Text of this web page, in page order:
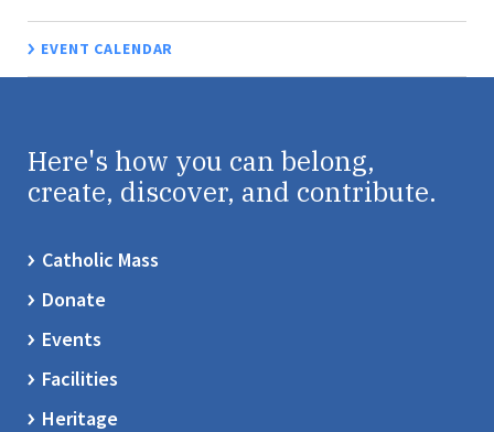
EVENT CALENDAR
Here's how you can belong,
create, discover, and contribute.
Catholic Mass
Donate
Events
Facilities
Heritage